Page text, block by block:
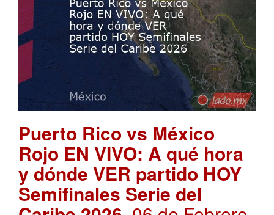
Puerto Rico vs México
Rojo EN VIVO: A qué hora
y dónde VER partido HOY
Semifinales Serie del